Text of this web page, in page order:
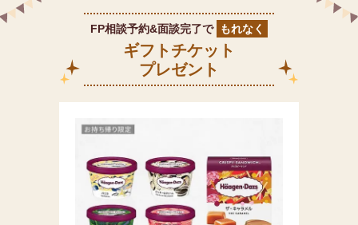
FP相談予約&面談完了で もれなく
ギフトチケット
プレゼント